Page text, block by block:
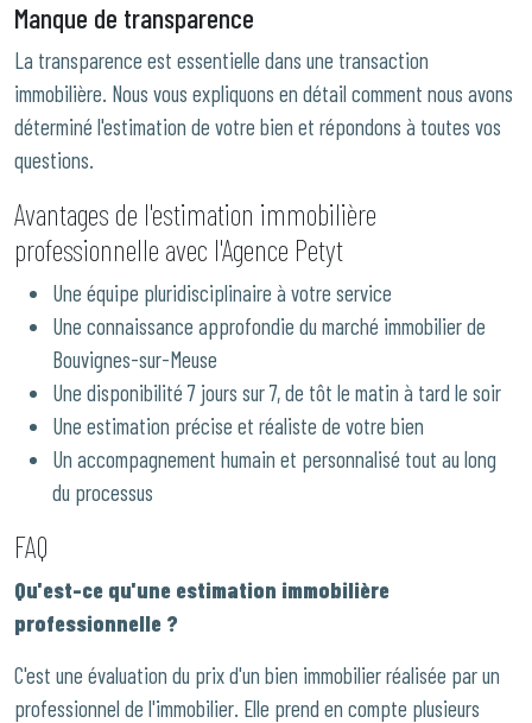
Manque de transparence
La transparence est essentielle dans une transaction
immobilière. Nous vous expliquons en détail comment nous avons
déterminé l'estimation de votre bien et répondons à toutes vos
questions.
Avantages de l'estimation immobilière
professionnelle avec l'Agence Petyt
Une équipe pluridisciplinaire à votre service
Une connaissance approfondie du marché immobilier de
Bouvignes-sur-Meuse
Une disponibilité 7 jours sur 7, de tôt le matin à tard le soir
Une estimation précise et réaliste de votre bien
Un accompagnement humain et personnalisé tout au long
du processus
FAQ
Qu'est-ce qu'une estimation immobilière
professionnelle ?
C'est une évaluation du prix d'un bien immobilier réalisée par un
professionnel de l'immobilier. Elle prend en compte plusieurs